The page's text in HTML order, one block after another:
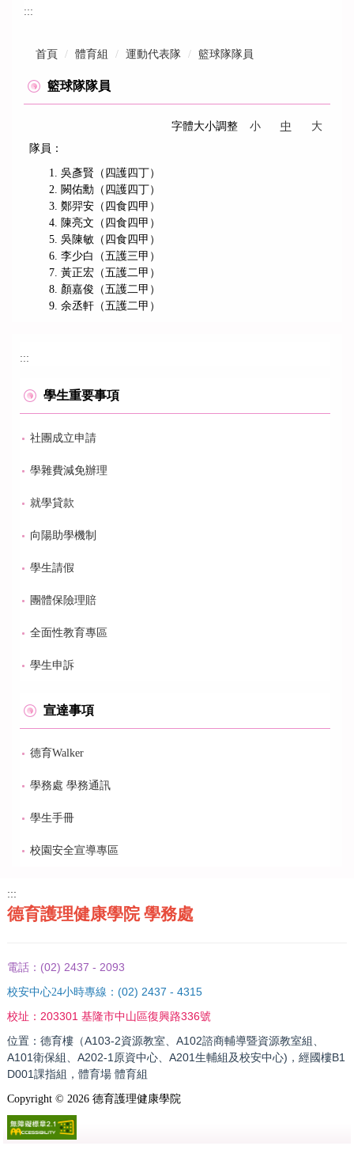
:::
首頁 體育組 運動代表隊 籃球隊隊員
籃球隊隊員
字體大小調整 小 中
大
隊員：
吳彥賢（四護四丁）
闕佑勳（四護四丁）
鄭羿安（四食四甲）
陳亮文（四食四甲）
吳陳敏（四食四甲）
李少白（五護三甲）
黃正宏（五護二甲）
顏嘉俊（五護二甲）
余丞軒（五護二甲）
:::
學生重要事項
社團成立申請
學雜費減免辦理
就學貸款
向陽助學機制
學生請假
團體保險理賠
全面性教育專區
學生申訴
宣達事項
德育Walker
學務處 學務通訊
學生手冊
校園安全宣導專區
:::
德育護理健康學院 學務處
電話： (02) 2437 - 2093
校安中心24小時專線： (02) 2437 - 4315
校址： 203301 基隆市中山區復興路336號
位置：德育樓（A103-2資源教室、A102諮商輔導暨資源教室組、
A101衛保組、A202-1原資中心、A201生輔組及校安中心)，經國樓B1
D001課指組，體育場 體育組
Copyright © 2026德育護理健康學院